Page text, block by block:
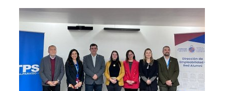
Admisión
Pregrado
Postgrado
Formación Continua